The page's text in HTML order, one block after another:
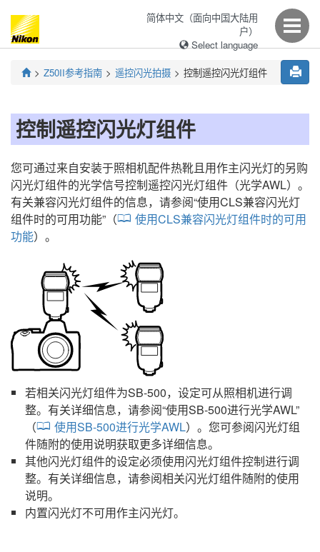
简体中文（面向中国大陆用
户）
Select language
Z50II参考指南 遥控闪光拍摄 控制遥控闪光灯组件
控制遥控闪光灯组件
您可通过来自安装于照相机配件热靴且用作主闪光灯的另购
闪光灯组件的光学信号控制遥控闪光灯组件 （光学AWL）。
有关兼容闪光灯组件的信息，请参阅“使用CLS兼容闪光灯
组件时的可用功能”（
使用CLS兼容闪光灯组件时的可用
功能）。
若相关闪光灯组件为SB-500，设定可从照相机进行调
整。有关详细信息，请参阅“使用SB‑500进行光学AWL”
（
使用SB‑500进行光学AWL）。您可参阅闪光灯组
件随附的使用说明获取更多详细信息。
其他闪光灯组件的设定必须使用闪光灯组件控制进行调
整。有关详细信息，请参阅相关闪光灯组件随附的使用
说明。
内置闪光灯不可用作主闪光灯。